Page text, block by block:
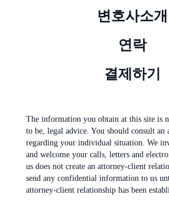
변호사소개
연락
결제하기
The information you obtain at this site is
to be, legal advice. You should consult an
regarding your individual situation. We
and welcome your calls, letters and
us does not create an attorney-client
send any confidential information to us
attorney-client relationship has been